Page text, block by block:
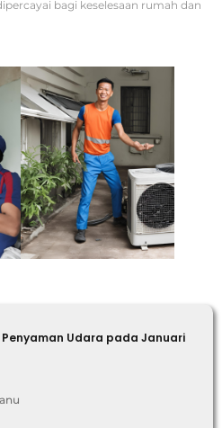
bagi keselesaan rumah dan
Udara pada Januari